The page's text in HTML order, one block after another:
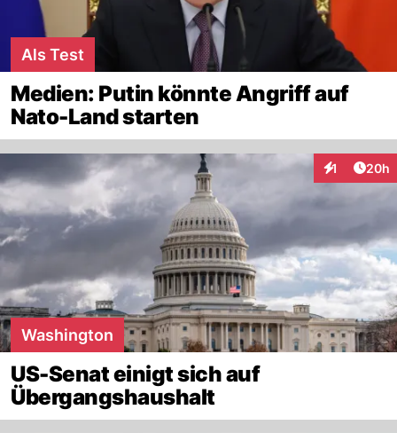
Als Test
Medien: Putin könnte Angriff auf
Nato-Land starten
1
Interaktionen
20h
Washington
US-Senat einigt sich auf
Übergangshaushalt